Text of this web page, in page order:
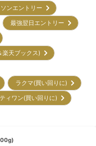
ソンエントリー
最強翌日エントリー
楽天ブックス)
ラクマ(買い回りに)
ィワン(買い回りに)